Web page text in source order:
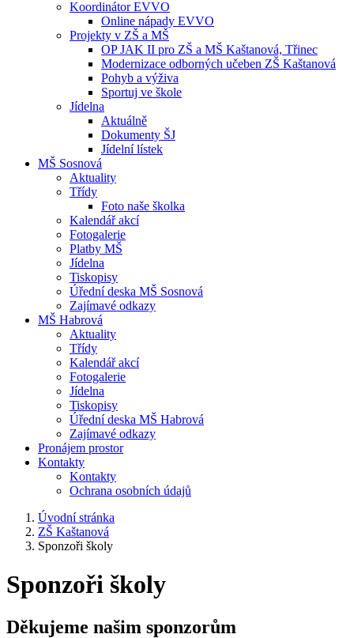
Koordinátor EVVO
Online nápady EVVO
Projekty v ZŠ a MŠ
OP JAK II pro ZŠ a MŠ Kaštanová, Třinec
Modernizace odborných učeben ZŠ Kaštanová
Pohyb a výživa
Sportuj ve škole
Jídelna
Aktuálně
Dokumenty ŠJ
Jídelní lístek
MŠ Sosnová
Aktuality
Třídy
Foto naše školka
Kalendář akcí
Fotogalerie
Platby MŠ
Jídelna
Tiskopisy
Úřední deska MŠ Sosnová
Zajímavé odkazy
MŠ Habrová
Aktuality
Třídy
Kalendář akcí
Fotogalerie
Jídelna
Tiskopisy
Úřední deska MŠ Habrová
Zajímavé odkazy
Pronájem prostor
Kontakty
Kontakty
Ochrana osobních údajů
Úvodní stránka
ZŠ Kaštanová
Sponzoři školy
Sponzoři školy
Děkujeme našim sponzorům